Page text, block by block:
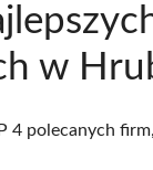
w
4 polecanych